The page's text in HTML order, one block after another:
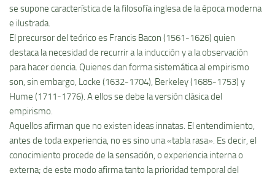
se supone caracterí­stica de la filosofí­a inglesa de la época moderna
e ilustrada.
El precursor del teórico es Francis Bacon (1561-1626) quien
destaca la necesidad de recurrir a la inducción y a la observación
para hacer ciencia. Quienes dan forma sistemática al empirismo
son, sin embargo, Locke (1632-1704), Berkeley (1685-1753) y
Hume (1711-1776). A ellos se debe la versión clásica del
empirismo.
Aquellos afirman que no existen ideas innatas. El entendimiento,
antes de toda experiencia, no es sino una «tabla rasa». Es decir, el
conocimiento procede de la sensación, o experiencia interna o
externa; de este modo afirma tanto la prioridad temporal del